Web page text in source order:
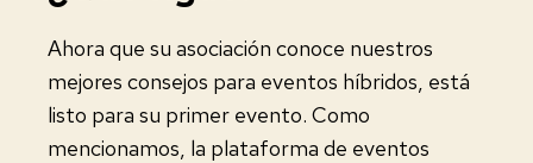
Ahora que su asociación conoce nuestros
mejores consejos para eventos híbridos, está
listo para su primer evento. Como
mencionamos, la plataforma de eventos